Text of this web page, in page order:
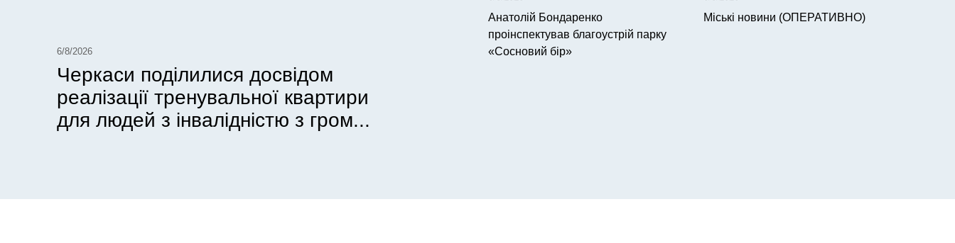
6/8/2026
Черкаси поділилися досвідом
реалізації тренувальної квартири
для людей з інвалідністю з гром...
Анатолій Бондаренко
проінспектував благоустрій парку
«Сосновий бір»
Міські новини (ОПЕРАТИВНО)